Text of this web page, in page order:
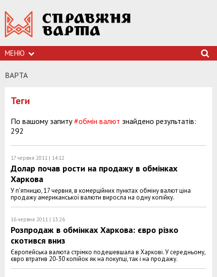
МЕНЮ
ВАРТА
Теги
По вашому запиту#обмін валют знайдено результатів:
292
17 червня 2011 | 14:12
Долар почав рости на продажу в обмінках
Харкова
У п'ятницю, 17 червня, в комерційних пунктах обміну валют ціна
продажу американської валюти виросла на одну копійку.
16 червня 2011 | 13:26
Розпродаж в обмінках Харкова: євро різко
скотився вниз
Європейська валюта стрімко подешевшала в Харкові. У середньому,
євро втратив 20-30 копійок як на покупці, так і на продажу.